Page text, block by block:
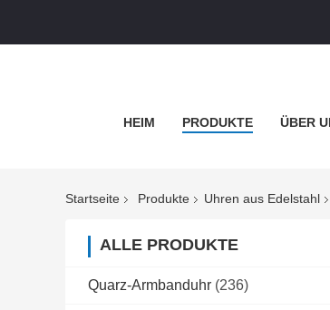
HEIM PRODUKTE ÜBER
Startseite Produkte Uhren aus Edelstahl
ALLE PRODUKTE
Quarz-Armbanduhr (236)